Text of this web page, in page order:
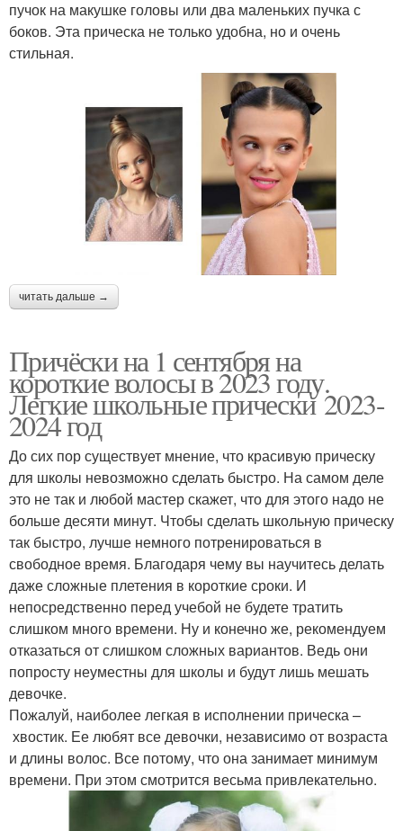
пучок на макушке головы или два маленьких пучка с
боков. Эта прическа не только удобна, но и очень
стильная.
читать дальше →
Причёски на 1 сентября на
короткие волосы в 2023 году.
Легкие школьные прически 2023-
2024 год
До сих пор существует мнение, что красивую прическу
для школы невозможно сделать быстро. На самом деле
это не так и любой мастер скажет, что для этого надо не
больше десяти минут. Чтобы сделать школьную прическу
так быстро, лучше немного потренироваться в
свободное время. Благодаря чему вы научитесь делать
даже сложные плетения в короткие сроки. И
непосредственно перед учебой не будете тратить
слишком много времени. Ну и конечно же, рекомендуем
отказаться от слишком сложных вариантов. Ведь они
попросту неуместны для школы и будут лишь мешать
девочке.
Пожалуй, наиболее легкая в исполнении прическа –
хвостик. Ее любят все девочки, независимо от возраста
и длины волос. Все потому, что она занимает минимум
времени. При этом смотрится весьма привлекательно.